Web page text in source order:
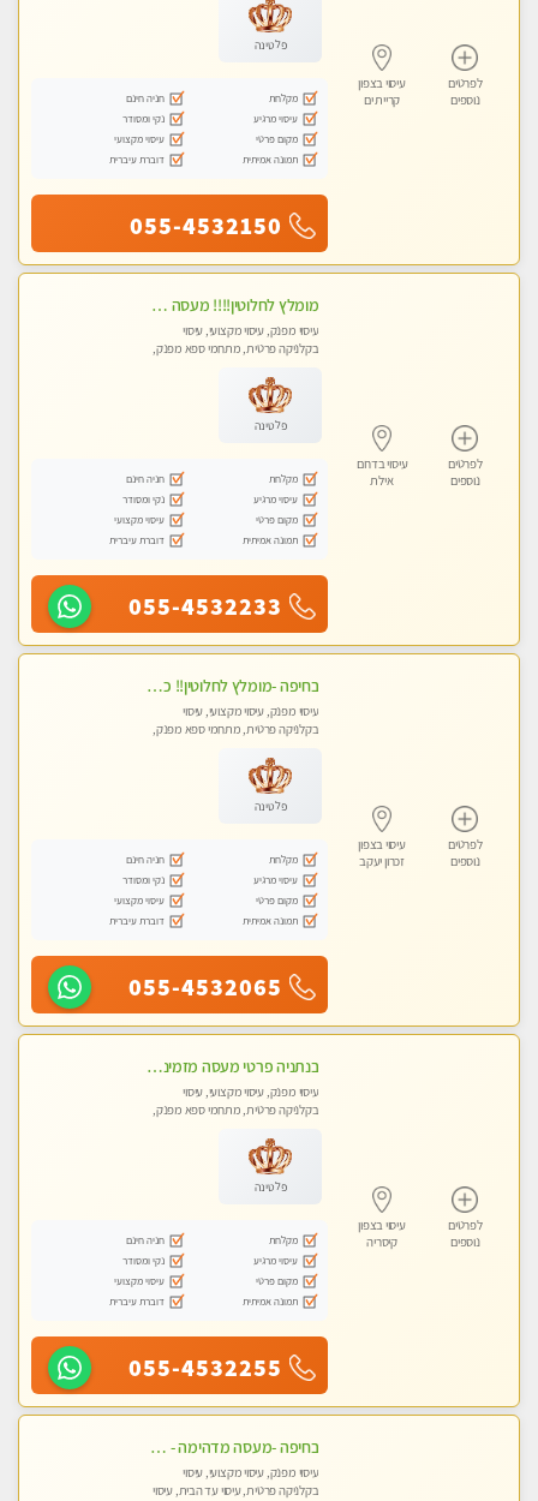
לפרטים
נוספים
עיסוי בצפון
קריית ים
פלטינה
מקלחת
חניה חינם
עיסוי מרגיע
נקי ומסודר
מקום פרטי
עיסוי מקצועי
תמונה אמיתית
דוברת עיברית
055-4532150
לפרטים
נוספים
עיסוי בדרום
אילת
מומלץ לחלוטין!!!! מעסה מקצועית מהממת ואיכותית פרטי!!!לזוגות +לבית המלון - ללא מין !!
עיסוי מפנק, עיסוי מקצועי, עיסוי
בקלניקה פרטית, מתחמי ספא מפנק,
פלטינה
מקלחת
חניה חינם
עיסוי מרגיע
נקי ומסודר
מקום פרטי
עיסוי מקצועי
תמונה אמיתית
דוברת עיברית
055-4532233
לפרטים
נוספים
עיסוי בצפון
זכרון יעקב
בחיפה -מומלץ לחלוטין!! כל סוגי העיסויים מעסה מקצועית ואיכותית פרטי!!!
עיסוי מפנק, עיסוי מקצועי, עיסוי
בקלניקה פרטית, מתחמי ספא מפנק,
טנטרה
פלטינה
מקלחת
חניה חינם
עיסוי מרגיע
נקי ומסודר
מקום פרטי
עיסוי מקצועי
תמונה אמיתית
דוברת עיברית
055-4532065
לפרטים
נוספים
עיסוי בצפון
קיסריה
בנתניה פרטי מעסה מזמינה אותך למפגש אחד על אחד בלי שותפות! פינוק מרגיע vip
עיסוי מפנק, עיסוי מקצועי, עיסוי
בקלניקה פרטית, מתחמי ספא מפנק,
פלטינה
מקלחת
חניה חינם
עיסוי מרגיע
נקי ומסודר
מקום פרטי
עיסוי מקצועי
תמונה אמיתית
דוברת עיברית
055-4532255
בחיפה -מעסה מדהימה - כל סוגי העיסויים מעסה מקצועית ואיכותית פרטי!!!
עיסוי מפנק, עיסוי מקצועי, עיסוי
בקלניקה פרטית, עיסוי עד הבית, עיסוי